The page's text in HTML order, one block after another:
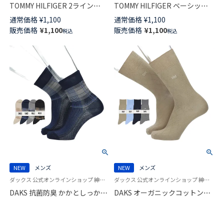
TOMMY HILFIGER 2ライン
CLASSIC リブ フラッグ 刺繍
20cm ミドル丈 カジュアル ソッ
クス メンズ 02552681
通常価格 ¥1,100
販売価格 ¥1,100税込
TOMMY HILFIGER ベーシック
ケーブル フラッグ刺しゅう
15cm ショート丈 カジュアル ソ
ックス メンズ 02552679
通常価格 ¥1,100
販売価格 ¥1,100税込
NEW
メンズ
ダックス 公式オンラインショップ 紳士 靴下
DAKS 抗菌防臭 かかとしっかり
NEW
メンズ
ダックス 公式オンラインショップ 紳士 靴下
DAKS オーガニックコットン混